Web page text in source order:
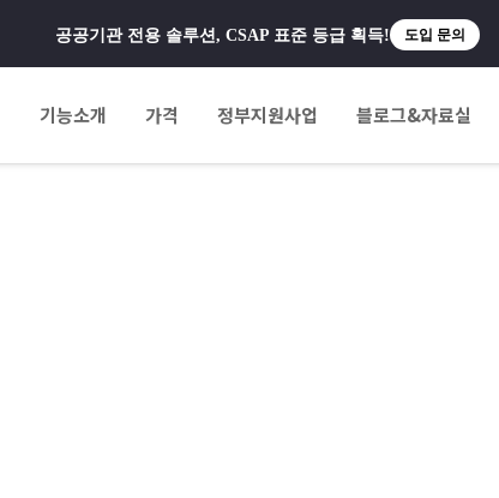
공공기관 전용 솔루션, CSAP 표준 등급 획득! 도입 문의
기능소개 가격 정부지원사업 블로그&자료실